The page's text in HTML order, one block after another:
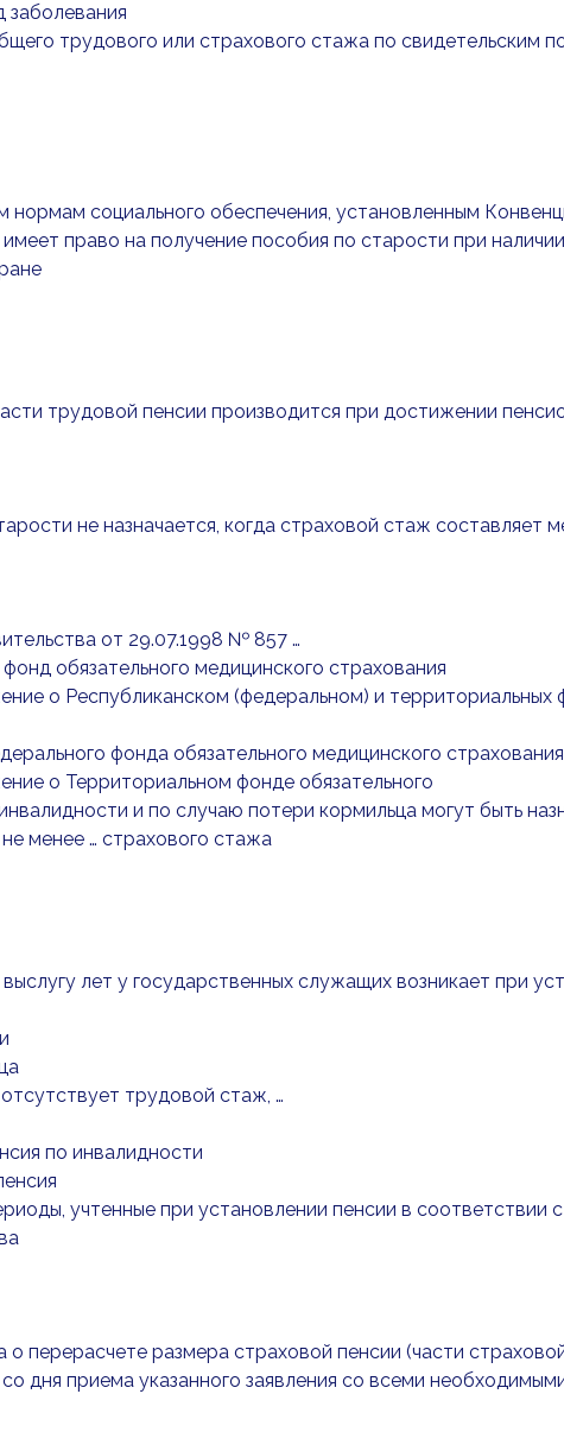
заболевания
трудового или страхового стажа по свидетельским
нормам социального обеспечения, установленным
право на получение пособия по старости при
трудовой пенсии производится при достижении
не назначается, когда страховой стаж составляет
от 29.07.1998 № 857 …
обязательного медицинского страхования
о Республиканском (федеральном) и территориальных
фонда обязательного медицинского страхования
о Территориальном фонде обязательного
и по случаю потери кормильца могут быть
менее … страхового стажа
лет у государственных служащих возникает при
трудовой стаж, …
по инвалидности
учтенные при установлении пенсии в соответствии
о перерасчете размера страховой пенсии (части
дня приема указанного заявления со всеми